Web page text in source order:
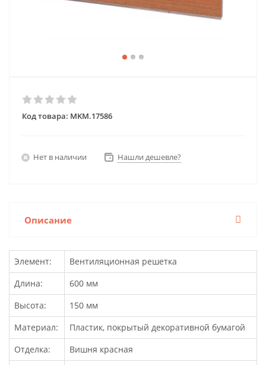
Код товара: MKM.17586
Нет в наличии Нашли дешевле?
Описание
Элемент:
Вентиляционная решетка
Длина:
600 мм
Высота:
150 мм
Материал:
Пластик, покрытый декоративной бумагой
Отделка:
Вишня красная